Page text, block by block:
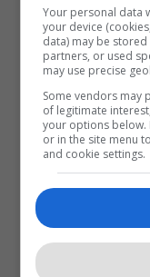
Your personal data
your device
data) may be
partners, or used
may use precise
Some vendors may
of legitimate
your options below.
or in the site menu
and cookie settings.